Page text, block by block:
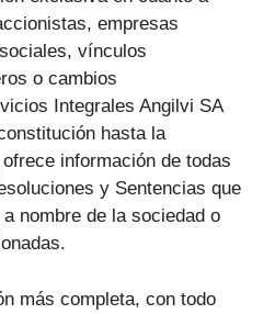
empresas
vínculos
o cambios
Integrales Angilvi SA
hasta la
información de todas
y Sentencias que
nombre de la sociedad o
más completa, con todo